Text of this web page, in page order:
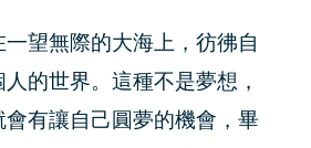
望無際的大海上，彷彿自
的世界。這種不是夢想，
會有讓自己圓夢的機會，畢